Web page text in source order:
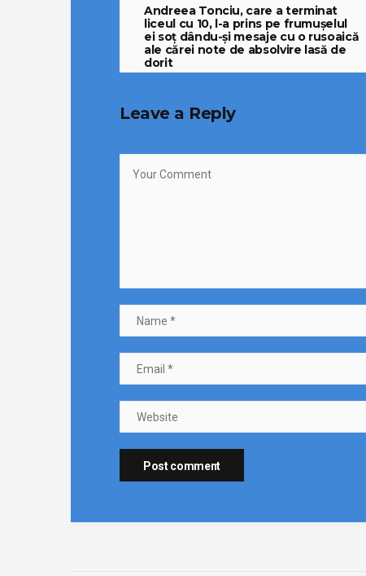
Andreea Tonciu, care a terminat
liceul cu 10, l-a prins pe frumușelul
ei soț dându-și mesaje cu o rusoaică
ale cărei note de absolvire lasă de
dorit
Leave a Reply